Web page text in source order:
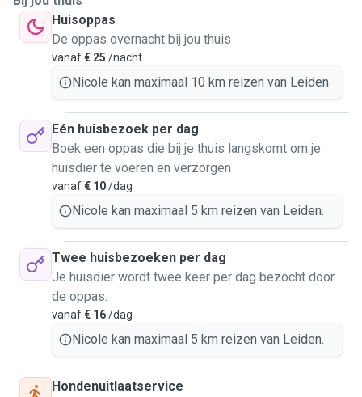
Huisoppas
De oppas overnacht bij jou thuis
vanaf€ 25 /nacht
Nicole kan maximaal 10 km reizen van Leiden.
Eén huisbezoek per dag
Boek een oppas die bij je thuis langskomt om je
huisdier te voeren en verzorgen
vanaf€ 10/dag
Nicole kan maximaal 5 km reizen van Leiden.
Twee huisbezoeken per dag
Je huisdier wordt twee keer per dag bezocht door
de oppas.
vanaf€ 16/dag
Nicole kan maximaal 5 km reizen van Leiden.
Hondenuitlaatservice